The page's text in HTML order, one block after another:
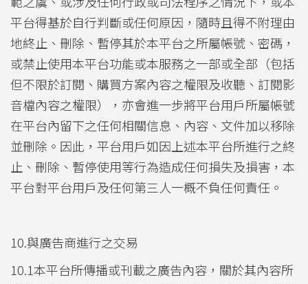
平台得基於自行判斷或任何原因，隨時且得不附理由
地終止、刪除、暫停其於本平台之所屬帳號、密碼，
或禁止使用本平台功能或本服務之一部或全部（包括
但不限於訂閱、購買方案內容之權限及收聽、訂閱影
音檔內容之權限），亦會進一步將平台用戶所屬帳號
在平台內留下之任何相關信息、內容、文件加以移除
並刪除。因此，平台用戶如因上述本平台所進行之終
止、刪除、暫停使用等行為造成任何損失及損害，本
平台對平台用戶及任何第三人一概不負任何責任。
10.與廣告商進行之交易
10.1本平台所傳播或刊載之廣告內容，關於其內容所